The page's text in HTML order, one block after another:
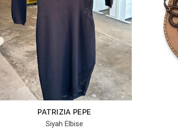
PATRIZIA PEPE
Siyah Elbise